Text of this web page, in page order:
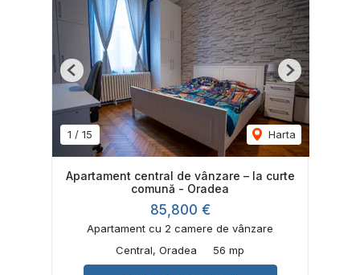
1 / 15 Harta
Previous Next
Apartament central de vânzare – la curte
comună - Oradea
85,800 €
Apartament cu 2 camere de vânzare
Central, Oradea
56 mp